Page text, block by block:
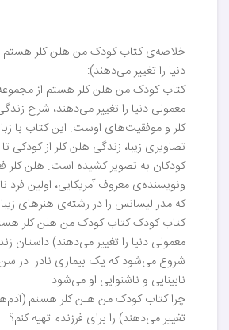
خلاصه‌ی کتاب کودک من هلن کلر هستم
دنیا را تغییر می‌دهند):
کتاب کودک من هلن کلر هستم از
معمولی دنیا را تغییر می‌دهند، شرح
کلر و موفقیت‌های اوست. این کتاب با
تصاویری زیبا، زندگی هلن کلر از کودکی
کودکان به تصویر کشیده است. هلن کلر
ونویسنده‌ی معروف آمریکایی، اولین فرد
که مدر لیسانس را در رشته‌ی هنرهای
کتاب کودک کتاب کودک من هلن کلر
معمولی دنیا را تغییر می‌دهند) داستان
نابینایی و ناشنوایی او می‌شود
چرا کتاب کودک من هلن کلر هستم
تغییر می‌دهند) را برای فرزندم تهیه کنم؟